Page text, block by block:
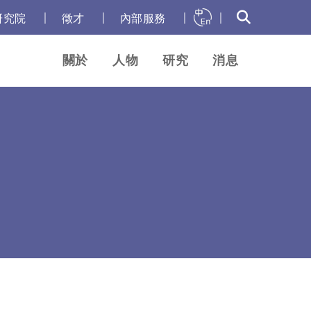
究院 徵才 內部服務
關於 人物 研究 消息